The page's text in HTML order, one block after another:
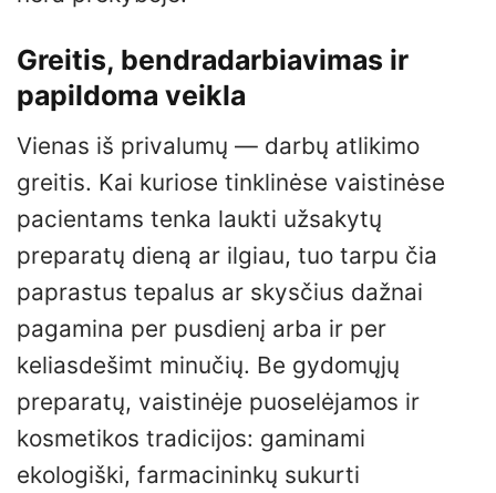
Greitis, bendradarbiavimas ir
papildoma veikla
Vienas iš privalumų — darbų atlikimo
greitis. Kai kuriose tinklinėse vaistinėse
pacientams tenka laukti užsakytų
preparatų dieną ar ilgiau, tuo tarpu čia
paprastus tepalus ar skysčius dažnai
pagamina per pusdienį arba ir per
keliasdešimt minučių. Be gydomųjų
preparatų, vaistinėje puoselėjamos ir
kosmetikos tradicijos: gaminami
ekologiški, farmacininkų sukurti